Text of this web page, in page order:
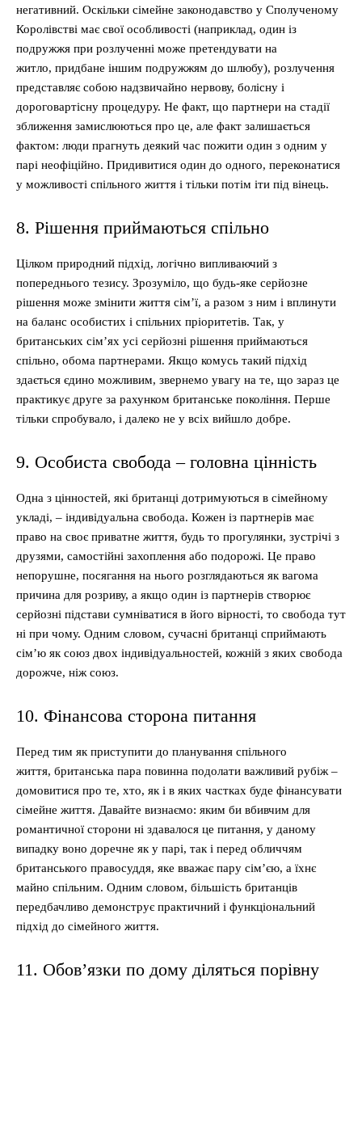
негативний. Оскільки сімейне законодавство у Сполученому
Королівстві має свої особливості (наприклад, один із
подружжя при розлученні може претендувати на
житло, придбане іншим подружжям до шлюбу), розлучення
представляє собою надзвичайно нервову, болісну і
дороговартісну процедуру. Не факт, що партнери на стадії
зближення замислюються про це, але факт залишається
фактом: люди прагнуть деякий час пожити один з одним у
парі неофіційно. Придивитися один до одного, переконатися
у можливості спільного життя і тільки потім іти під вінець.
8. Рішення приймаються спільно
Цілком природний підхід, логічно випливаючий з
попереднього тезису. Зрозуміло, що будь-яке серйозне
рішення може змінити життя сім’ї, а разом з ним і вплинути
на баланс особистих і спільних пріоритетів. Так, у
британських сім’ях усі серйозні рішення приймаються
спільно, обома партнерами. Якщо комусь такий підхід
здається єдино можливим, звернемо увагу на те, що зараз це
практикує друге за рахунком британське покоління. Перше
тільки спробувало, і далеко не у всіх вийшло добре.
9. Особиста свобода – головна цінність
Одна з цінностей, які британці дотримуються в сімейному
укладі, – індивідуальна свобода. Кожен із партнерів має
право на своє приватне життя, будь то прогулянки, зустрічі з
друзями, самостійні захоплення або подорожі. Це право
непорушне, посягання на нього розглядаються як вагома
причина для розриву, а якщо один із партнерів створює
серйозні підстави сумніватися в його вірності, то свобода тут
ні при чому. Одним словом, сучасні британці сприймають
сім’ю як союз двох індивідуальностей, кожній з яких свобода
дорожче, ніж союз.
10. Фінансова сторона питання
Перед тим як приступити до планування спільного
життя, британська пара повинна подолати важливий рубіж –
домовитися про те, хто, як і в яких частках буде фінансувати
сімейне життя. Давайте визнаємо: яким би вбивчим для
романтичної сторони ні здавалося це питання, у даному
випадку воно доречне як у парі, так і перед обличчям
британського правосуддя, яке вважає пару сім’єю, а їхнє
майно спільним. Одним словом, більшість британців
передбачливо демонструє практичний і функціональний
підхід до сімейного життя.
11. Обов’язки по дому діляться порівну